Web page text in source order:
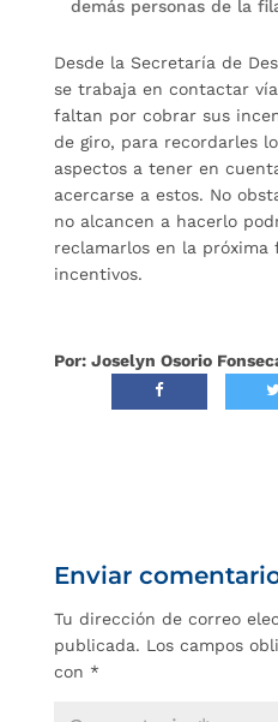
demás personas de la
Desde la Secretaría de
se trabaja en contactar
faltan por cobrar sus
de giro, para recordarles
aspectos a tener en
acercarse a estos. No
no alcancen a hacerlo
reclamarlos en la próxima
incentivos.
Por: Joselyn Osorio
Enviar
Tu dirección de correo
publicada. Los campos
con *